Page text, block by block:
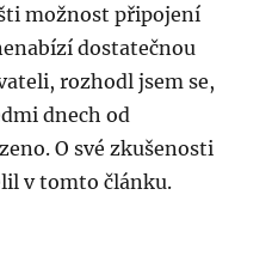
možnost připojení
dostatečnou
rozhodl jsem se,
dnech od
O své zkušenosti
v tomto článku.